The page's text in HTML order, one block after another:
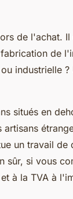
de l'achat. Il
de
industrielle ?
situés en
un travail de
sûr, si vous
à la TVA à